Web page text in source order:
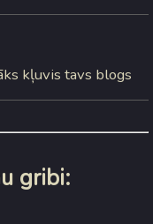
kļuvis tavs blogs
gribi: